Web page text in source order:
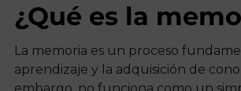
¿Qué es la
La memoria es un proceso
aprendizaje y la adquisición de